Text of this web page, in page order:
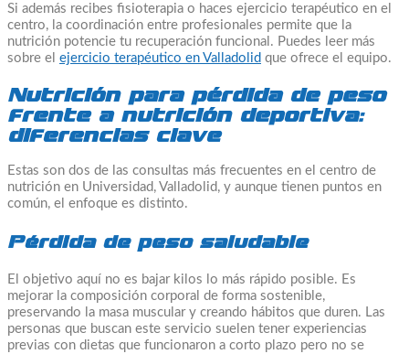
Si además recibes fisioterapia o haces ejercicio terapéutico en el
centro, la coordinación entre profesionales permite que la
nutrición potencie tu recuperación funcional. Puedes leer más
sobre el ejercicio terapéutico en Valladolid que ofrece el equipo.
Nutrición para pérdida de peso
frente a nutrición deportiva:
diferencias clave
Estas son dos de las consultas más frecuentes en el centro de
nutrición en Universidad, Valladolid, y aunque tienen puntos en
común, el enfoque es distinto.
Pérdida de peso saludable
El objetivo aquí no es bajar kilos lo más rápido posible. Es
mejorar la composición corporal de forma sostenible,
preservando la masa muscular y creando hábitos que duren. Las
personas que buscan este servicio suelen tener experiencias
previas con dietas que funcionaron a corto plazo pero no se